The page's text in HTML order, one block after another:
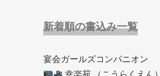
新着順の書込み一覧
宴会ガールズコンパニオン